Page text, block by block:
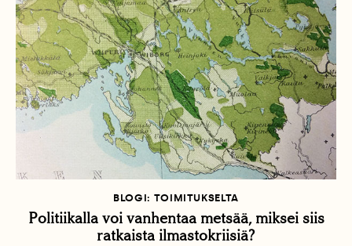
BLOGI: TOIMITUKSELTA
Politiikalla voi vanhentaa metsää, miksei siis
ratkaista ilmastokriisiä?